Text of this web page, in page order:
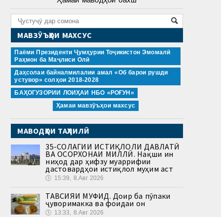
МАВЗӮЪҲОИ МАХСУС
Паёми Президенти Ҷумҳурии Тоҷикистон Эмомалӣ
Раҳмон ба Маҷлиси Олӣ
Даҳсолаи байналмилалии амал «Об барои рушди
устувор» солҳои 2018-2028
БАҲОГУЗОРИИ ЛОИҲАИ НБО «РОҒУН»
Ҳамаи мавзӯъҳои махсус
МАВОДҲОИ ТАҲЛИЛӢ
35-СОЛАГИИ ИСТИҚЛОЛИ ДАВЛАТӢ
ВА ОСОРХОНАИ МИЛЛӢ. Нақши ин
ниҳод дар ҳифзу муаррифии
дастовардҳои истиқлол муҳим аст
🕔 15:39, 8.Авг 2026
ТАВСИЯИ МУФИД. Доир ба пӯпаки
ҷуворимакка ва фоидаи он
🕔 13:33, 8.Авг 2026